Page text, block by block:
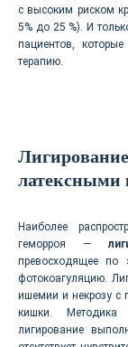
с высоким риском
5% до 25 %). И
пациентов,
терапию.
латексными
Наиболее
геморроя —
превосходящее по
фотокоагуляцию.
ишемии и некрозу с
кишки. Методика
лигирование